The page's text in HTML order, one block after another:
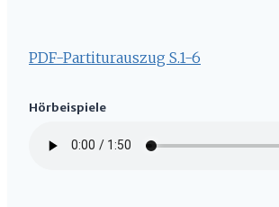
PDF-Partiturauszug S.1-6
Hörbeispiele